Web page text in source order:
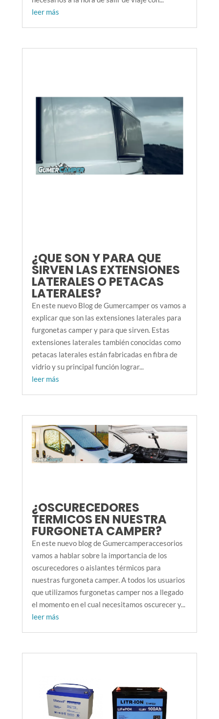
leer más
¿QUE SON Y PARA QUE
SIRVEN LAS EXTENSIONES
LATERALES O PETACAS
LATERALES?
En este nuevo Blog de Gumercamper os vamos a
explicar que son las extensiones laterales para
furgonetas camper y para que sirven. Estas
extensiones laterales también conocidas como
petacas laterales están fabricadas en fibra de
vidrio y su principal función lograr...
leer más
¿OSCURECEDORES
TERMICOS EN NUESTRA
FURGONETA CAMPER?
En este nuevo blog de Gumercamperaccesorios
vamos a hablar sobre la importancia de los
oscurecedores o aislantes térmicos para
nuestras furgoneta camper. A todos los usuarios
que utilizamos furgonetas camper nos a llegado
el momento en el cual necesitamos oscurecer y...
leer más